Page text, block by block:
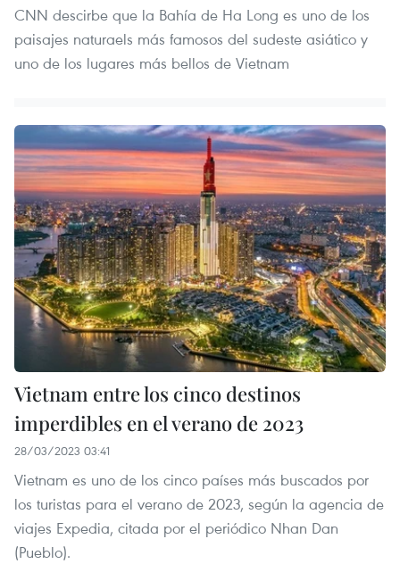
CNN descirbe que la Bahía de Ha Long es uno de los
paisajes naturaels más famosos del sudeste asiático y
uno de los lugares más bellos de Vietnam
Vietnam entre los cinco destinos
imperdibles en el verano de 2023
28/03/2023 03:41
Vietnam es uno de los cinco países más buscados por
los turistas para el verano de 2023, según la agencia de
viajes Expedia, citada por el periódico Nhan Dan
(Pueblo).